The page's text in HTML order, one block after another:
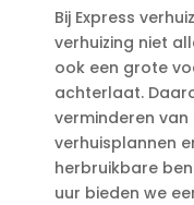
Bij Express
verhuizing niet
ook een grote
achterlaat.​
verminderen
verhuisplannen
herbruikbare
uur bieden we